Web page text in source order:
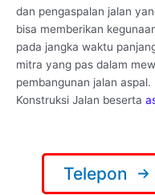
dan pengaspalan jalan
bisa memberikan
pada jangka waktu
mitra yang pas dalam
pembangunan jalan
Konstruksi Jalan beserta
Telepon